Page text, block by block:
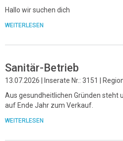
Hallo wir suchen dich
WEITERLESEN
Sanitär-Betrieb
13.07.2026 | Inserate Nr.: 3151 |
Aus gesundheitlichen Gründen steht
auf Ende Jahr zum Verkauf.
WEITERLESEN